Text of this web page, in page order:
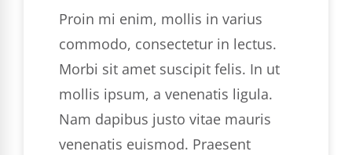
Proin mi enim, mollis in varius
commodo, consectetur in lectus.
Morbi sit amet suscipit felis. In ut
mollis ipsum, a venenatis ligula.
Nam dapibus justo vitae mauris
venenatis euismod. Praesent